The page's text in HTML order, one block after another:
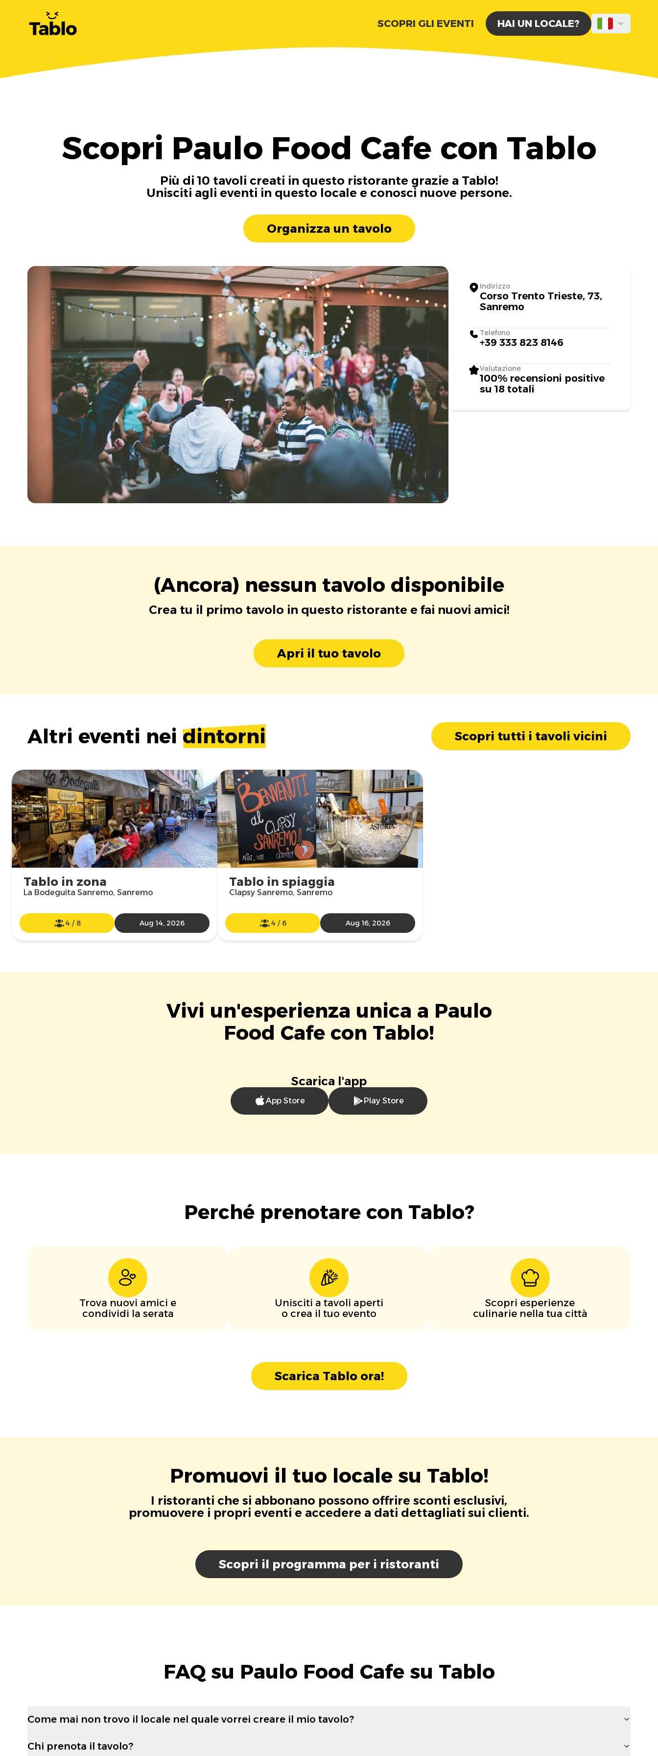
SCOPRI GLI EVENTI HAI UN LOCALE?
Scopri Paulo Food Cafe con Tablo
Più di 10 tavoli creati in questo ristorante grazie a Tablo!
Unisciti agli eventi in questo locale e conosci nuove persone.
Organizza un tavolo
Indirizzo
Corso Trento Trieste, 73,
Sanremo
Telefono
+39 333 823 8146
Valutazione
100% recensioni positive
su 18 totali
(Ancora) nessun tavolo disponibile
Crea tu il primo tavolo in questo ristorante e fai nuovi amici!
Apri il tuo tavolo
Altri eventi nei dintorni Scopri tutti i tavoli vicini
Tablo in zona
La Bodeguita Sanremo, Sanremo
4 / 8 Aug 14, 2026
Tablo in spiaggia
Clapsy Sanremo, Sanremo
4 / 6 Aug 16, 2026
Vivi un'esperienza unica a Paulo
Food Cafe con Tablo!
Scarica l'app
App Store Play Store
Perché prenotare con Tablo?
Trova nuovi amici e
condividi la serata
Unisciti a tavoli aperti
o crea il tuo evento
Scopri esperienze
culinarie nella tua città
Scarica Tablo ora!
Promuovi il tuo locale su Tablo!
I ristoranti che si abbonano possono offrire sconti esclusivi,
promuovere i propri eventi e accedere a dati dettagliati sui clienti.
Scopri il programma per i ristoranti
FAQ su Paulo Food Cafe su Tablo
Come mai non trovo il locale nel quale vorrei creare il mio tavolo?
Chi prenota il tavolo?